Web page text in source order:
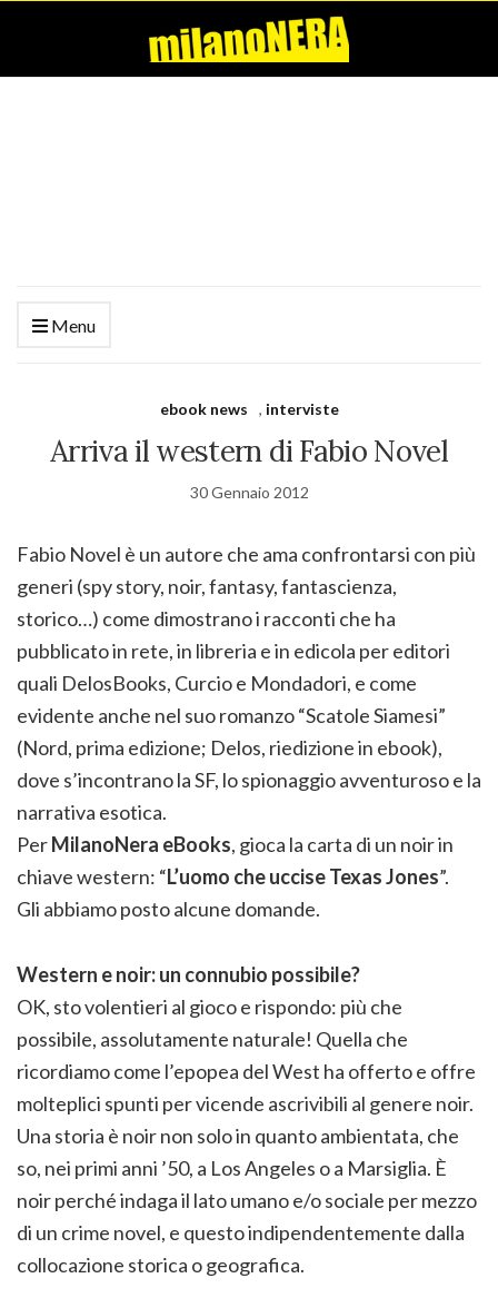
Menu
ebook news , interviste
Arriva il western di Fabio Novel
30 Gennaio 2012
Fabio Novel è un autore che ama confrontarsi con più
generi (spy story, noir, fantasy, fantascienza,
storico…) come dimostrano i racconti che ha
pubblicato in rete, in libreria e in edicola per editori
quali DelosBooks, Curcio e Mondadori, e come
evidente anche nel suo romanzo “Scatole Siamesi”
(Nord, prima edizione; Delos, riedizione in ebook),
dove s’incontrano la SF, lo spionaggio avventuroso e la
narrativa esotica.
PerMilanoNera eBooks, gioca la carta di un noir in
chiave western: “L’uomo che uccise Texas Jones”.
Gli abbiamo posto alcune domande.
Western e noir: un connubio possibile?
OK, sto volentieri al gioco e rispondo: più che
possibile, assolutamente naturale! Quella che
ricordiamo come l’epopea del West ha offerto e offre
molteplici spunti per vicende ascrivibili al genere noir.
Una storia è noir non solo in quanto ambientata, che
so, nei primi anni ’50, a Los Angeles o a Marsiglia. È
noir perché indaga il lato umano e/o sociale per mezzo
di un crime novel, e questo indipendentemente dalla
collocazione storica o geografica.